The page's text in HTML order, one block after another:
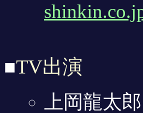
■TV出演
上岡龍